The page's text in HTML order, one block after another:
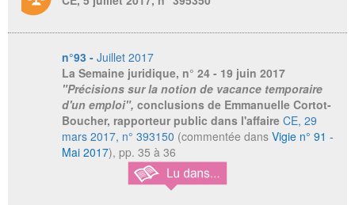
n°93 - Juillet 2017
La Semaine juridique, n° 24 - 19 juin 2017
"Précisions sur la notion de vacance temporaire
d'un emploi", conclusions de Emmanuelle Cortot-
Boucher, rapporteur public dans l'affaire CE, 29
mars 2017, n° 393150 (commentée dans Vigie n° 91 -
Mai 2017), pp. 35 à 36